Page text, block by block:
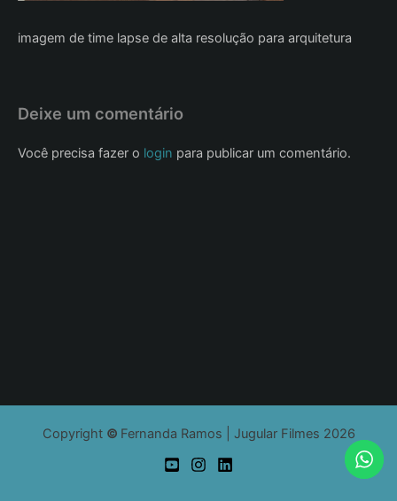
imagem de time lapse de alta resolução para arquitetura
Deixe um comentário
Você precisa fazer o login para publicar um comentário.
Copyright © Fernanda Ramos | Jugular Filmes 2026